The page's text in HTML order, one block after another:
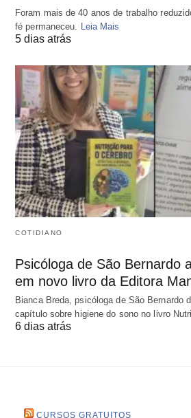
Foram mais de 40 anos de trabalho
fé permaneceu. Leia Mais
5 dias atrás
COTIDIANO
Psicóloga de São Bernardo
em novo livro da Editora
Bianca Breda, psicóloga de São Bernardo
capítulo sobre higiene do sono no livro
6 dias atrás
CURSOS GRATUITOS